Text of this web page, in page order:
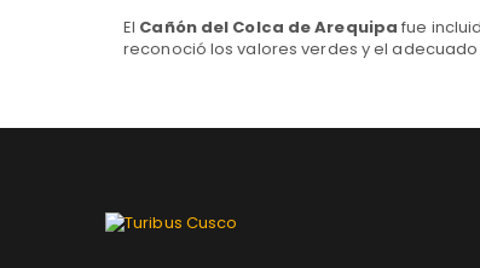
El Cañón del Colca de Arequipafue
reconoció los valores verdes y el